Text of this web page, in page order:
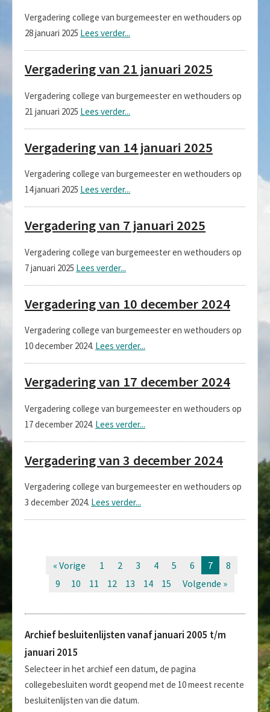
Vergadering college van burgemeester en wethouders op
28 januari 2025 Lees verder...
Vergadering van 21 januari 2025
Vergadering college van burgemeester en wethouders op
21 januari 2025 Lees verder...
Vergadering van 14 januari 2025
Vergadering college van burgemeester en wethouders op
14 januari 2025 Lees verder...
Vergadering van 7 januari 2025
Vergadering college van burgemeester en wethouders op
7 januari 2025 Lees verder...
Vergadering van 10 december 2024
Vergadering college van burgemeester en wethouders op
10 december 2024. Lees verder...
Vergadering van 17 december 2024
Vergadering college van burgemeester en wethouders op
17 december 2024. Lees verder...
Vergadering van 3 december 2024
Vergadering college van burgemeester en wethouders op
3 december 2024. Lees verder...
« Vorige 1 2 3 4 5 6 7
8
9
10 11 12 13 14 15 Volgende »
Archief besluitenlijsten vanaf januari 2005 t/m
januari 2015
Selecteer in het archief een datum, de pagina
collegebesluiten wordt geopend met de 10 meest recente
besluitenlijsten van die datum.